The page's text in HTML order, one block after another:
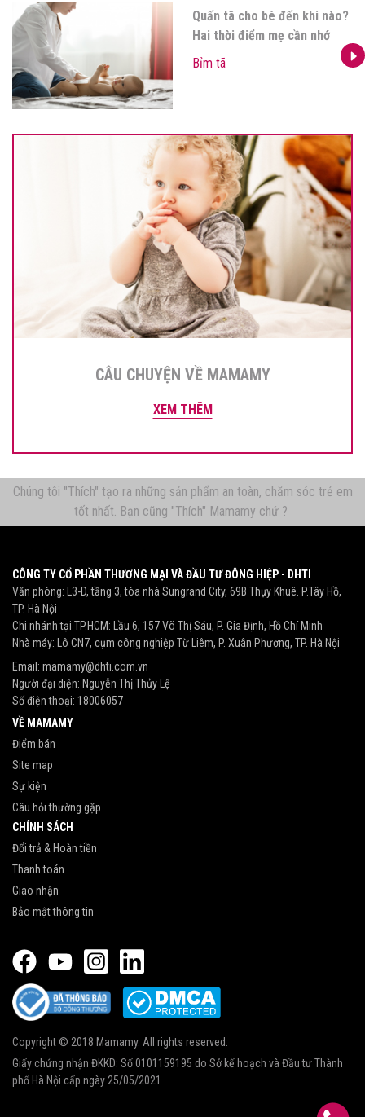
Quấn tã cho bé đến khi nào?
Hai thời điểm mẹ cần nhớ
Bỉm tã
CÂU CHUYỆN VỀ MAMAMY
XEM THÊM
Chúng tôi "Thích" tạo ra những sản phẩm an toàn, chăm sóc trẻ em
tốt nhất. Bạn cũng "Thích" Mamamy chứ ?
CÔNG TY CỔ PHẦN THƯƠNG MẠI VÀ ĐẦU TƯ ĐÔNG HIỆP - DHTI
Văn phòng: L3-D, tầng 3, tòa nhà Sungrand City, 69B Thụy Khuê. P.Tây Hồ,
TP. Hà Nội
Chi nhánh tại TP.HCM: Lầu 6, 157 Võ Thị Sáu, P. Gia Định, Hồ Chí Minh
Nhà máy: Lô CN7, cụm công nghiệp Từ Liêm, P. Xuân Phương, TP. Hà Nội
Email: mamamy@dhti.com.vn
Người đại diện: Nguyễn Thị Thủy Lệ
Số điện thoại: 18006057
VỀ MAMAMY
Điểm bán
Site map
Sự kiện
Câu hỏi thường gặp
CHÍNH SÁCH
Đổi trả & Hoàn tiền
Thanh toán
Giao nhận
Bảo mật thông tin
Copyright © 2018 Mamamy. All rights reserved.
Giấy chứng nhận ĐKKD: Số 0101159195 do Sở kế hoạch và Đầu tư Thành
phố Hà Nội cấp ngày 25/05/2021